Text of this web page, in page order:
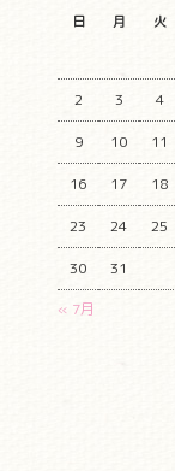
日 月 火
« 7月
2 3 4
9 10 11
16 17 18
23 24 25
30 31